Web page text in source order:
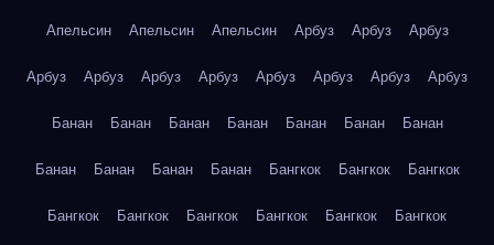
Апельсин Апельсин Апельсин Арбуз Арбуз Арбуз
Арбуз Арбуз Арбуз Арбуз Арбуз Арбуз Арбуз Арбуз
Банан Банан Банан Банан Банан Банан Банан
Банан Банан Банан Банан Бангкок Бангкок Бангкок
Бангкок Бангкок Бангкок Бангкок Бангкок Бангкок